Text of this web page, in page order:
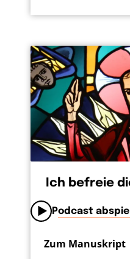
Ich befreie
Podcast
Zum Manuskript